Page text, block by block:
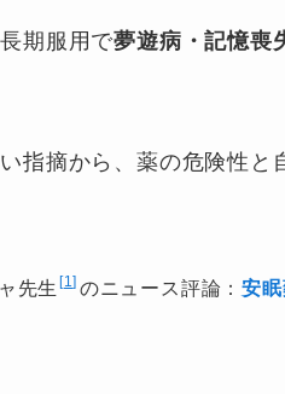
期服用で夢遊病・記憶喪
指摘から、薬の危険性と
先生 1 のニュース評論：安